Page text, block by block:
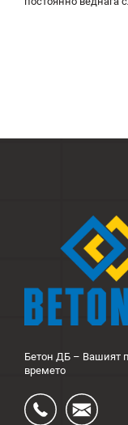
Бетон ДБ – Вашият
времето
Ÿ Ś